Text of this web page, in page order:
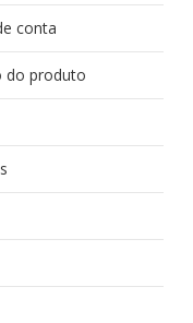
conta
do produto